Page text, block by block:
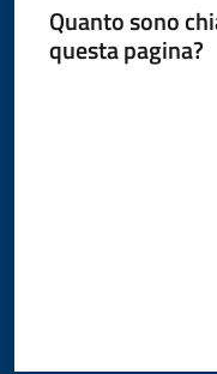
Quanto sono
questa pagina?